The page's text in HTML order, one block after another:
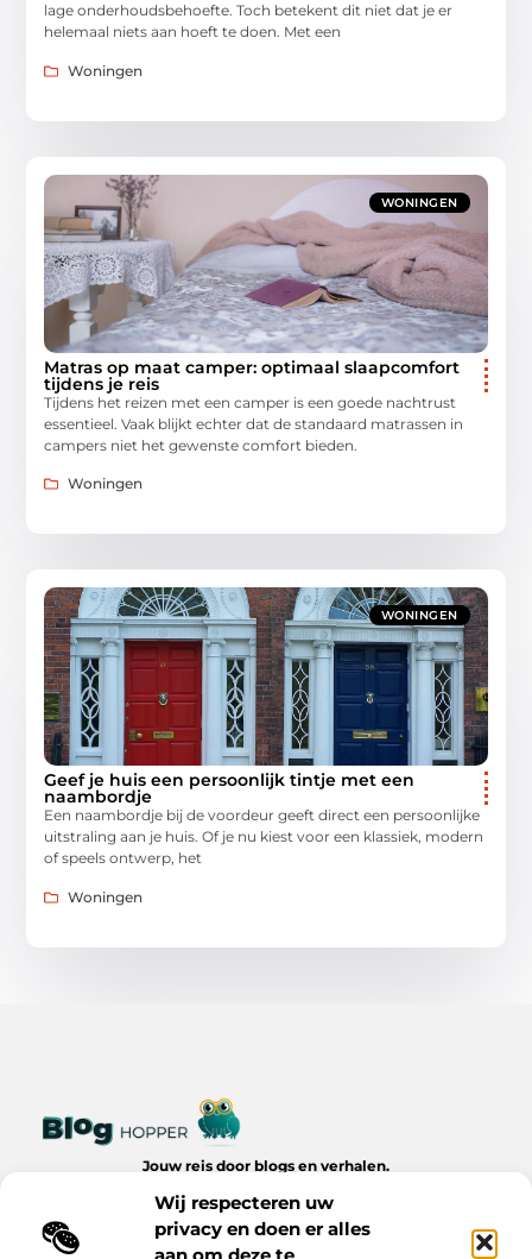
Wij respecteren uw
privacy en doen er alles
aan om deze te
lage onderhoudsbehoefte. Toch betekent dit niet dat je er
helemaal niets aan hoeft te doen. Met een
Woningen
WONINGEN
Matras op maat camper: optimaal slaapcomfort
tijdens je reis
Tijdens het reizen met een camper is een goede nachtrust
essentieel. Vaak blijkt echter dat de standaard matrassen in
campers niet het gewenste comfort bieden.
Woningen
WONINGEN
Geef je huis een persoonlijk tintje met een
naambordje
Een naambordje bij de voordeur geeft direct een persoonlijke
uitstraling aan je huis. Of je nu kiest voor een klassiek, modern
of speels ontwerp, het
Woningen
Jouw reis door blogs en verhalen.
dagelijks leven op Bloghopper.nl.